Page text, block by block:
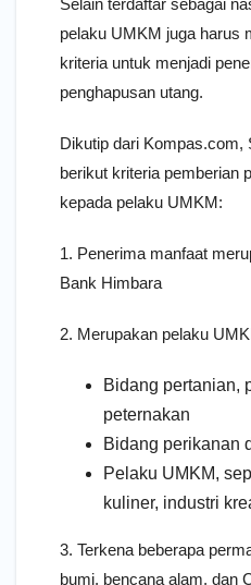
pelaku UMKM juga harus
kriteria untuk menjadi
penghapusan utang.
Dikutip dari Kompas.com,
berikut kriteria pemberian
kepada pelaku UMKM:
1. Penerima manfaat
Bank Himbara
2. Merupakan pelaku
Bidang pertanian,
peternakan
Bidang perikanan
Pelaku UMKM,
kuliner, industri
3. Terkena beberapa
bumi, bencana alam, dan